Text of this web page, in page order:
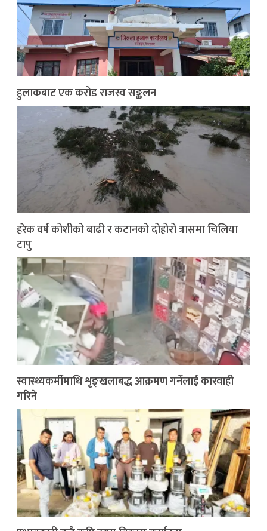
हुलाकबाट एक करोड राजस्व सङ्कलन
हरेक वर्ष कोशीको बाढी र कटानको दोहोरो त्रासमा चिलिया
टापु
स्वास्थ्यकर्मीमाथि शृङ्खलाबद्ध आक्रमण गर्नेलाई कारवाही
गरिने